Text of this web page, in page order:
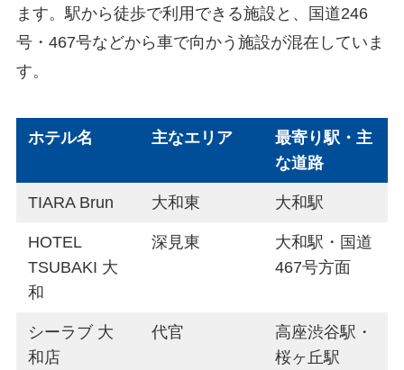
ます。駅から徒歩で利用できる施設と、国道246
号・467号などから車で向かう施設が混在していま
す。
ホテル名 主なエリア
最寄り駅・主
な道路
TIARA Brun 大和東 大和駅
HOTEL
TSUBAKI 大
和
深見東
大和駅・国道
467号方面
シーラブ 大
和店
代官
高座渋谷駅・
桜ヶ丘駅